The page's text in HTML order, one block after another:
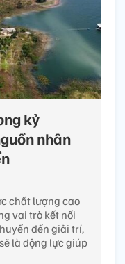
kỷ
nhân
chất lượng cao
vai trò kết nối
đến giải trí,
là động lực giúp